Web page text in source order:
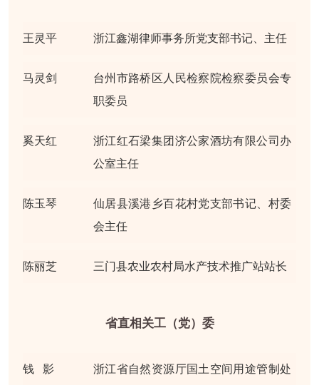
王灵平 浙江鑫湖律师事务所党支部书记、主任
马灵剑
台州市路桥区人民检察院检察委员会专
职委员
奚天红
浙江红石梁集团济公家酒坊有限公司办
公室主任
陈玉琴
仙居县溪港乡百花村党支部书记、村委
会主任
陈丽芝 三门县农业农村局水产技术推广站站长
省直相关工（党）委
钱 影
浙江省自然资源厅国土空间用途管制处